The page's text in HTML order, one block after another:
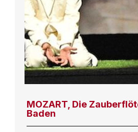
MOZART, Die
Baden